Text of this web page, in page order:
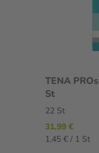
TENA
St
22 St
31,99 €
1,45 € / 1 St